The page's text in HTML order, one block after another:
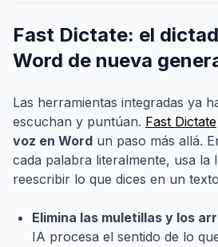
Fast Dictate: el
Word de nueva
Las herramientas integradas ya
escuchan y puntúan. Fast Dictate
voz en Word un paso más allá.
cada palabra literalmente, usa la
reescribir lo que dices en un
Elimina las muletillas y los
IA procesa el sentido de lo